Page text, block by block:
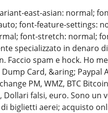
east-asian: normal;
font-feature-settings:
font-stretch: normal;
specializzato in denaro
spam e hock. Ho
Card, &aring; Paypal
PM, WMZ, BTC
falsi, euro. Sono un
biglietti aerei; acquisto